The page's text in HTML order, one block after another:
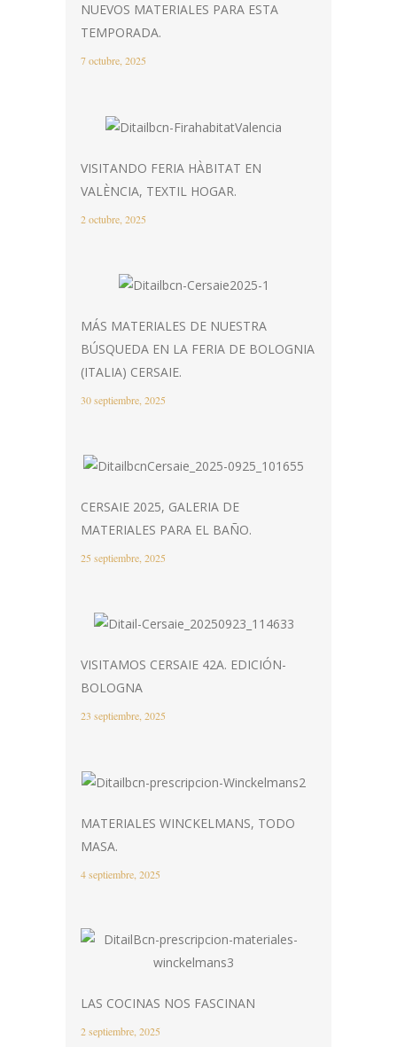
NUEVOS MATERIALES PARA ESTA
TEMPORADA.
7 octubre, 2025
VISITANDO FERIA HÀBITAT EN
VALÈNCIA, TEXTIL HOGAR.
2 octubre, 2025
MÁS MATERIALES DE NUESTRA
BÚSQUEDA EN LA FERIA DE BOLOGNIA
(ITALIA) CERSAIE.
30 septiembre, 2025
CERSAIE 2025, GALERIA DE
MATERIALES PARA EL BAÑO.
25 septiembre, 2025
VISITAMOS CERSAIE 42A. EDICIÓN-
BOLOGNA
23 septiembre, 2025
MATERIALES WINCKELMANS, TODO
MASA.
4 septiembre, 2025
LAS COCINAS NOS FASCINAN
2 septiembre, 2025